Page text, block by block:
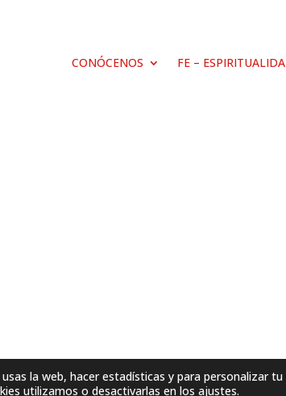
CONÓCENOS FE –
la web, hacer estadísticas y para personalizar tu
utilizamos o desactivarlas en los ajustes.